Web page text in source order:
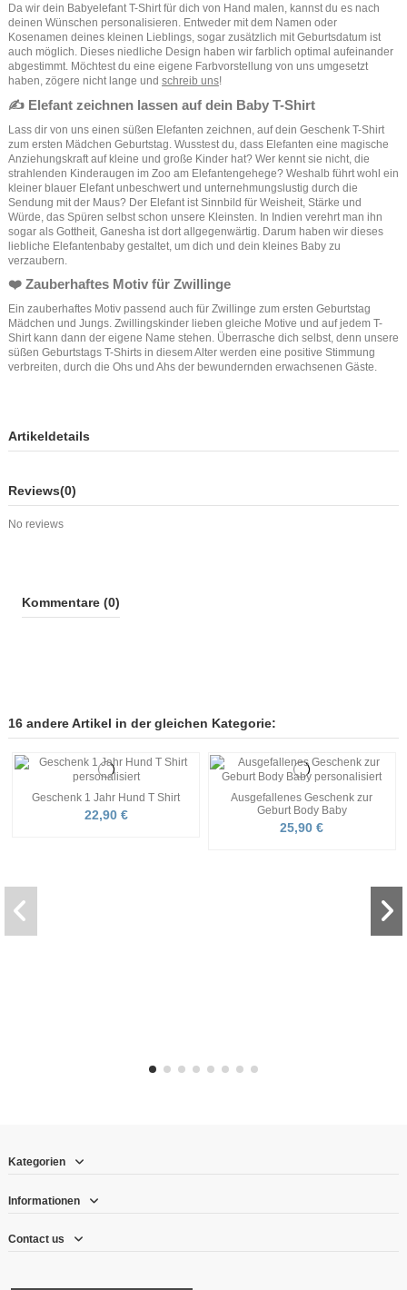
Da wir dein Babyelefant T-Shirt für dich von Hand malen, kannst du es nach
deinen Wünschen personalisieren. Entweder mit dem Namen oder
Kosenamen deines kleinen Lieblings, sogar zusätzlich mit Geburtsdatum ist
auch möglich. Dieses niedliche Design haben wir farblich optimal aufeinander
abgestimmt. Möchtest du eine eigene Farbvorstellung von uns umgesetzt
haben, zögere nicht lange und schreib uns!
✍️ Elefant zeichnen lassen auf dein Baby T-Shirt
Lass dir von uns einen süßen Elefanten zeichnen, auf dein Geschenk T-Shirt
zum ersten Mädchen Geburtstag. Wusstest du, dass Elefanten eine magische
Anziehungskraft auf kleine und große Kinder hat? Wer kennt sie nicht, die
strahlenden Kinderaugen im Zoo am Elefantengehege? Weshalb führt wohl ein
kleiner blauer Elefant unbeschwert und unternehmungslustig durch die
Sendung mit der Maus? Der Elefant ist Sinnbild für Weisheit, Stärke und
Würde, das Spüren selbst schon unsere Kleinsten. In Indien verehrt man ihn
sogar als Gottheit, Ganesha ist dort allgegenwärtig. Darum haben wir dieses
liebliche Elefantenbaby gestaltet, um dich und dein kleines Baby zu
verzaubern.
❤️ Zauberhaftes Motiv für Zwillinge
Ein zauberhaftes Motiv passend auch für Zwillinge zum ersten Geburtstag
Mädchen und Jungs. Zwillingskinder lieben gleiche Motive und auf jedem T-
Shirt kann dann der eigene Name stehen. Überrasche dich selbst, denn unsere
süßen Geburtstags T-Shirts in diesem Alter werden eine positive Stimmung
verbreiten, durch die Ohs und Ahs der bewundernden erwachsenen Gäste.
Artikeldetails
Reviews(0)
No reviews
Kommentare (0)
16 andere Artikel in der gleichen Kategorie:
Geschenk 1 Jahr Hund T Shirt
22,90 €
Ausgefallenes Geschenk zur
Geburt Body Baby
25,90 €
Kategorien
Informationen
Contact us